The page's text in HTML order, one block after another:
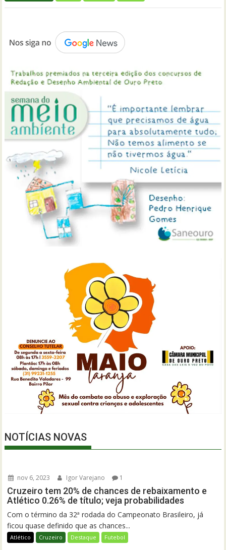
NOTÍCIAS NOVAS
nov 6, 2023 Igor Varejano 1
Cruzeiro tem 20% de chances de rebaixamento e
Atlético 0.26% de título; veja probabilidades
Com o término da 32ª rodada do Campeonato Brasileiro, já
ficou quase definido que as chances...
Atlético Cruzeiro Destaque Futebol